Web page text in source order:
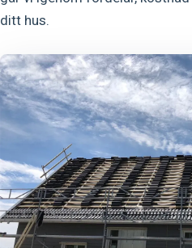
ditt hus.